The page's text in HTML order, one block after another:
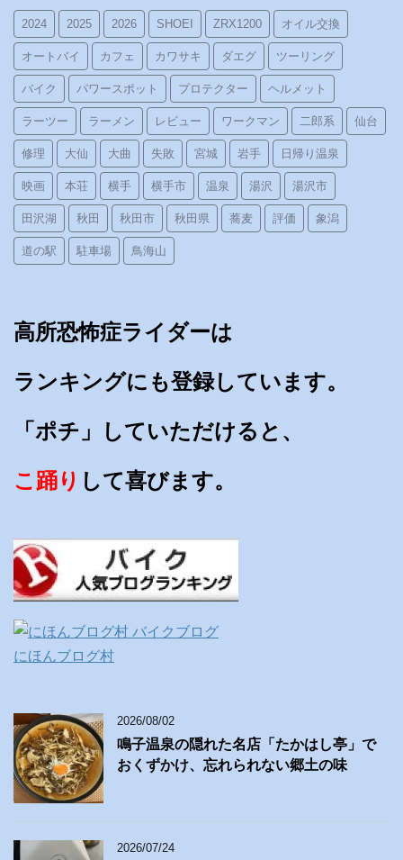
2024 2025 2026 SHOEI ZRX1200 オイル交換
オートバイ カフェ カワサキ ダエグ ツーリング
バイク パワースポット プロテクター ヘルメット
ラーツー ラーメン レビュー ワークマン 二郎系 仙台
修理 大仙 大曲 失敗 宮城 岩手 日帰り温泉
映画 本荘 横手 横手市 温泉 湯沢 湯沢市
田沢湖 秋田 秋田市 秋田県 蕎麦 評価 象潟
道の駅 駐車場 鳥海山
高所恐怖症ライダーは
ランキングにも登録しています。
「ポチ」していただけると、
こ踊り して喜びます。
にほんブログ村
2026/08/02
鳴子温泉の隠れた名店「たかはし亭」で
おくずかけ、忘れられない郷土の味
2026/07/24